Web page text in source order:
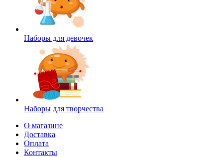
Наборы для девочек
Наборы для творчества
О магазине
Доставка
Оплата
Контакты